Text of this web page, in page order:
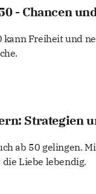
- Chancen
kann Freiheit und
Strategien
ab 50 gelingen.
Liebe lebendig.